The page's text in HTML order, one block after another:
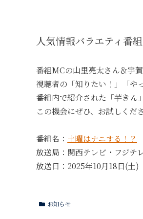
人気情報バラエティ番
番組MCの山里亮太さん＆宇
視聴者の「知りたい！」「や
番組内で紹介された「芋きん
この機会にぜひ、お試しくださ
番組名： 土曜はナニする！？
放送局：関西テレビ・フジテ
放送日：2025年10月18日(
お知らせ